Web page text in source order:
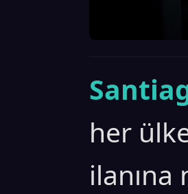
her
ilanına